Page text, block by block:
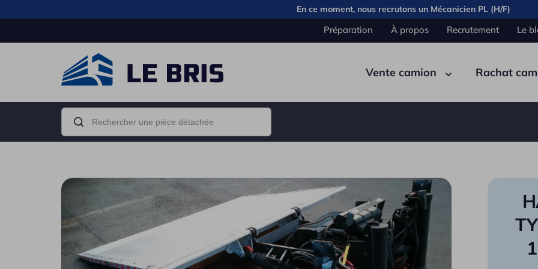
En ce moment, nous recrutons un Mécanicien PL (H/F)
Préparation À propos Recrutement Le
Vente camion
Camion porteur Tracteur routier Semi remorque
Benne
Rachat
Moteur Pont Carrosserie Cabine